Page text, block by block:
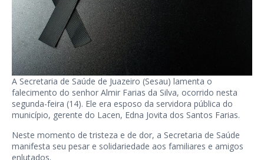
A Secretaria de Saúde de Juazeiro (Sesau) lamenta o
falecimento do senhor Almir Farias da Silva, ocorrido nesta
segunda-feira (14). Ele era esposo da servidora pública do
município, gerente do Lacen, Edna Jovita dos Santos Farias.
Neste momento de tristeza e de dor, a Secretaria de Saúde
manifesta seu pesar e solidariedade aos familiares e amigos
enlutados.